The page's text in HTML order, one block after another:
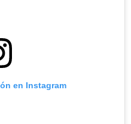
en Instagram